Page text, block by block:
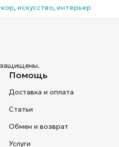
, искусство, интерьер
защищены.
Помощь
Доставка и оплата
Статьи
Обмен и возврат
Услуги